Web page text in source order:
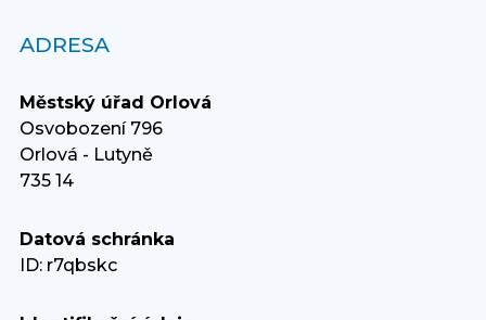
ADRESA
Městský úřad Orlová
Osvobození 796
Orlová - Lutyně
735 14
Datová schránka
ID: r7qbskc